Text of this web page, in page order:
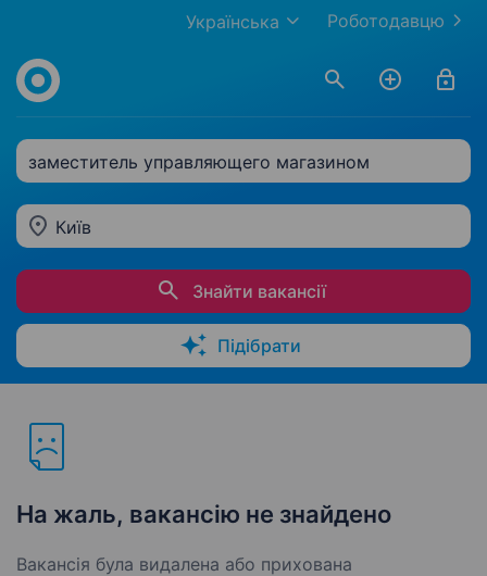
Роботодавцю
Українська
заместитель управляющего магазином
Київ
Знайти вакансії
Підібрати
На жаль, вакансію не знайдено
Вакансія була видалена або прихована